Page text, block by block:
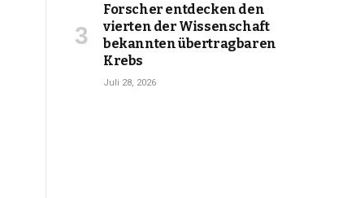
Forscher entdecken den
vierten der Wissenschaft
bekannten übertragbaren
Krebs
Juli 28, 2026